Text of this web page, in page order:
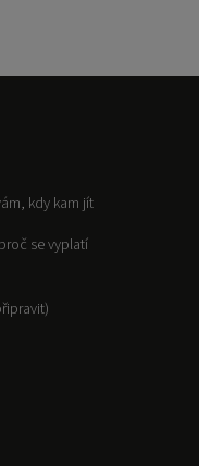
kdy kam jít
se vyplatí